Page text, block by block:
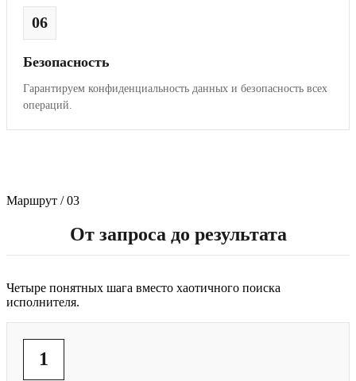
06
Безопасность
Гарантируем конфиденциальность данных и безопасность всех
операций.
Маршрут / 03
От запроса до результата
Четыре понятных шага вместо хаотичного поиска
исполнителя.
1